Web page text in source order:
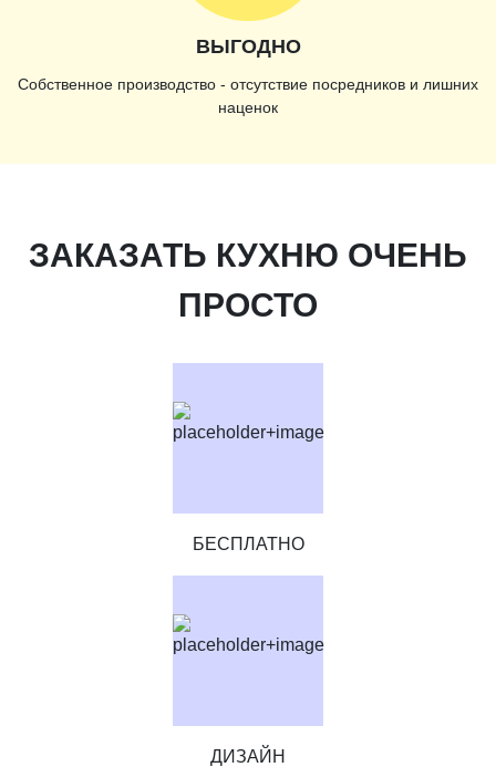
ВЫГОДНО
Собственное производство - отсутствие посредников и лишних
наценок
ЗАКАЗАТЬ КУХНЮ ОЧЕНЬ
ПРОСТО
БЕСПЛАТНО
ДИЗАЙН